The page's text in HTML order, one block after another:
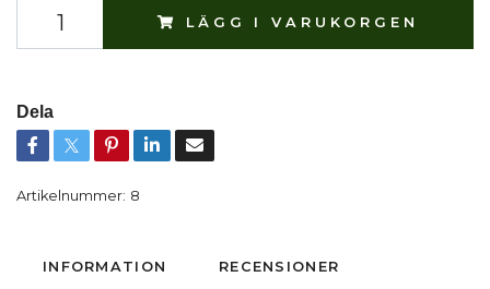
LÄGG I VARUKORGEN
Dela
Artikelnummer: 8
INFORMATION RECENSIONER